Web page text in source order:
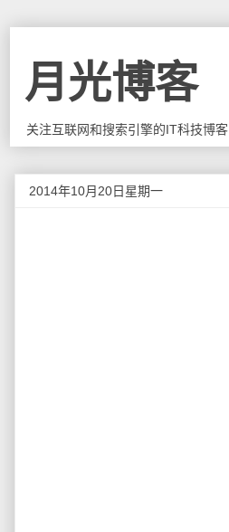
月光博客
关注互联网和搜索引擎的IT科技博客
2014年10月20日星期一